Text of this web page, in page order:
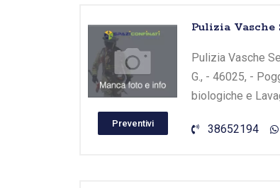
Preventivi
Pulizia Vasche
Pulizia Vasche
G., - 46025, -
biologiche e
38652194